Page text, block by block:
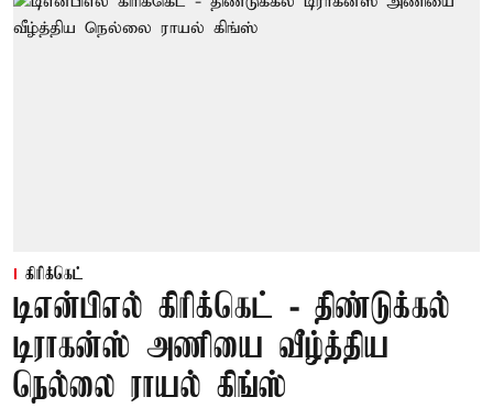
கிரிக்கெட்
டிஎன்பிஎல் கிரிக்கெட் - திண்டுக்கல்
டிராகன்ஸ் அணியை வீழ்த்திய
நெல்லை ராயல் கிங்ஸ்